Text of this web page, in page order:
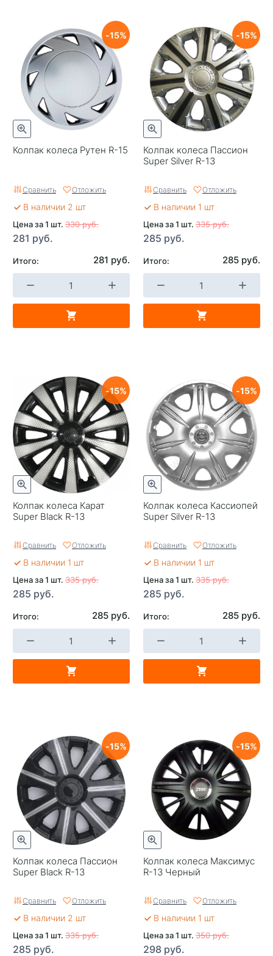
Колпак колеса Рутен R-15
15
Сравнить Отложить
В наличии 2 шт
Цена за 1 шт. 330 руб.
281 руб.
Итого: 281 руб.
Колпак колеса Пассион
Super Silver R-13
15
Сравнить Отложить
В наличии 1 шт
Цена за 1 шт. 335 руб.
285 руб.
Итого: 285 руб.
Колпак колеса Карат
Super Black R-13
15
Сравнить Отложить
В наличии 1 шт
Цена за 1 шт. 335 руб.
285 руб.
Итого: 285 руб.
Колпак колеса Кассиопей
Super Silver R-13
15
Сравнить Отложить
В наличии 1 шт
Цена за 1 шт. 335 руб.
285 руб.
Итого: 285 руб.
Колпак колеса Пассион
Super Black R-13
15
Сравнить Отложить
В наличии 2 шт
Цена за 1 шт. 335 руб.
285 руб.
Колпак колеса Максимус
R-13 Черный
15
Сравнить Отложить
В наличии 1 шт
Цена за 1 шт. 350 руб.
298 руб.